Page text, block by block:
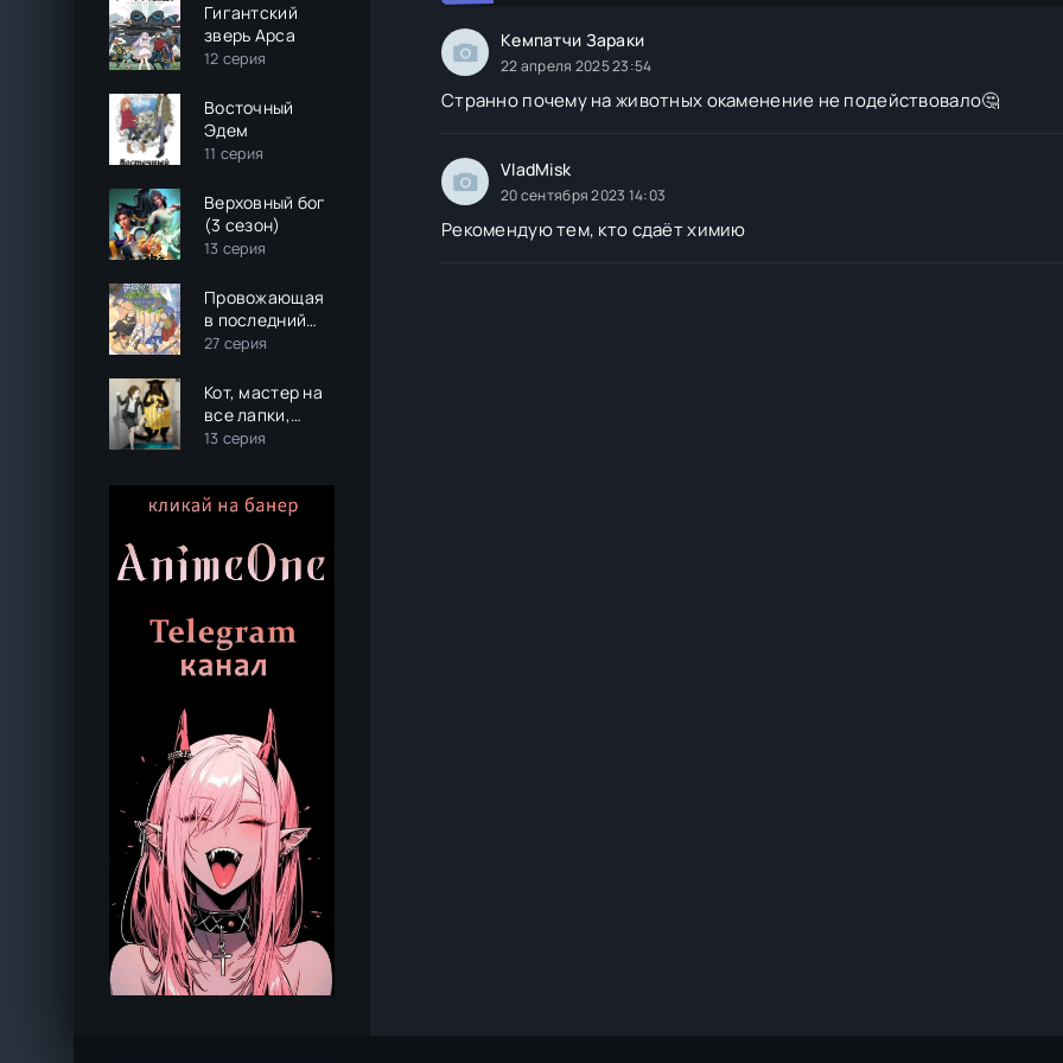
Гигантский
зверь Арса
12 серия
Восточный
Эдем
11 серия
Верховный бог
(3 сезон)
13 серия
Провожающая
в последний
путь Фрирен
27 серия
Кот, мастер на
все лапки,
сегодня снова
13 серия
Кемпатчи Зараки
22 апреля 2025 23:54
Странно почему на животных окаменение не подействовало🤔
VladMisk
20 сентября 2023 14:03
Рекомендую тем, кто сдаёт химию